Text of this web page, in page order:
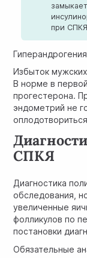
при
Избыток
В норме в
прогестерона.
эндометрий не
СПКЯ
Диагностика
обследования,
увеличенные
фолликулов по
постановки
Обязательные